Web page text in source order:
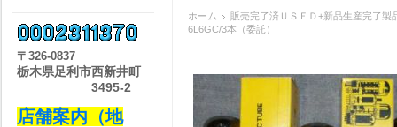
ホーム
販売完了済ＵＳＥＤ+新品生産完了製
6L6GC/3本（委託）
〒 326-0837
栃木県足利市西新井町
3495-2
店舗案内（地